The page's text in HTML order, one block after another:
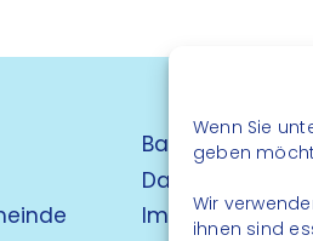
Wenn Sie
geben
Wir
ihnen sind
Barrierefreiheit
Datenschutz
Impressum